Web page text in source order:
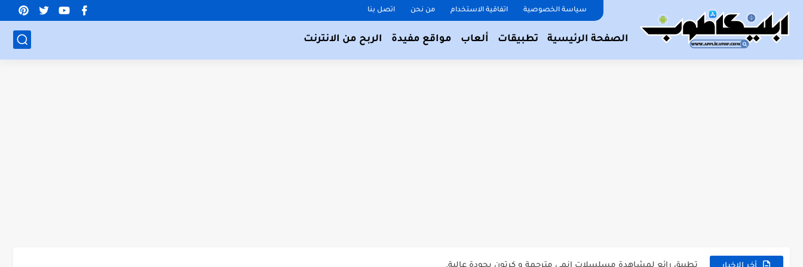
سياسة الخصوصية اتفاقية الاستخدام من نحن اتصل بنا
الصفحة الرئيسية تطبيقات ألعاب مواقع مفيدة الربح من الانترنت